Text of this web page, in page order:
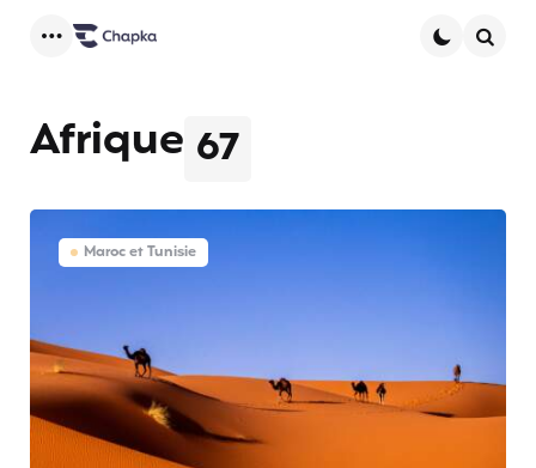
67
Afrique
Maroc et Tunisie